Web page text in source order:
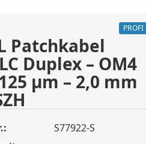
erstellen
vergessen?
PROFI
Patchkabel
Duplex – OM4
µm – 2,0 mm
S77922-S